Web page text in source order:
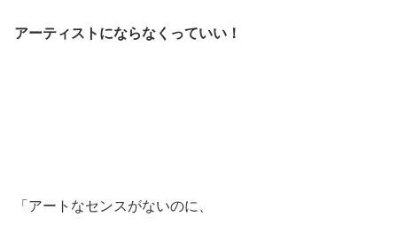
アーティストにならなくっていい！
「アートなセンスがないのに、